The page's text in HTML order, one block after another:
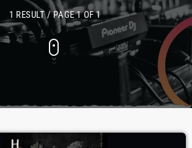
1 RESULT / PAGE 1 OF 1